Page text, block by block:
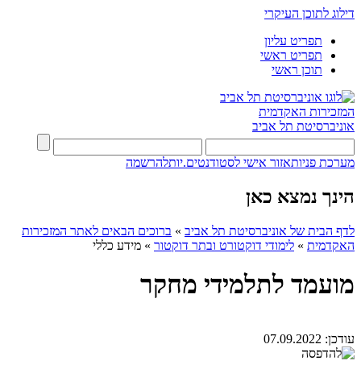
דילוג לתוכן העיקרי
תפריט עליון
תפריט ראשי
תוכן ראשי
המזכירות האקדמית
אוניברסיטת תל אביב
מערכת פניותאזור אישי לסטודנטים.יותלהרשמה
הינך נמצא כאן
לדף הבית של אוניברסיטת תל אביב » ברוכים הבאים לאתר המזכירות
האקדמית » לימודי דוקטורט ובתר דוקטור » מידע כללי
מועמד לתלמידי מחקר
עודכן: 07.09.2022